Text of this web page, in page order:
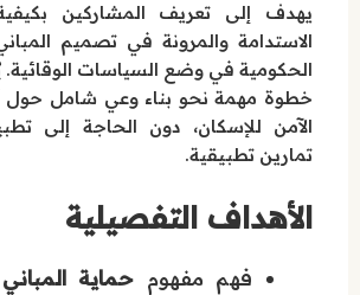
يهدف إلى تعريف المشاركين
الاستدامة والمرونة في تصميم
الحكومية في وضع السياسات الوقائية.
خطوة مهمة نحو بناء وعي شامل حول
الآمن للإسكان، دون الحاجة إلى
تمارين تطبيقية.
الأهداف التفصيلية
فهم مفهوم حماية